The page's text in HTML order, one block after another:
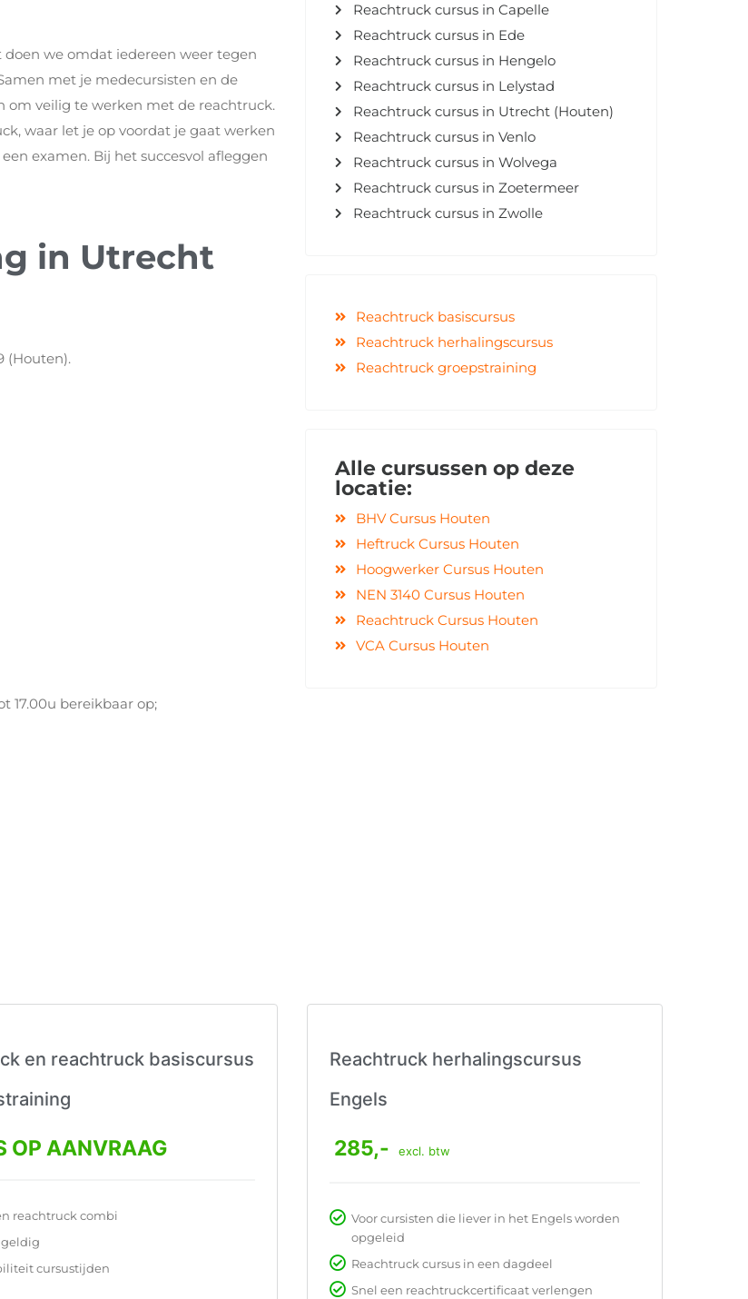
we omdat iedereen weer tegen
met je medecursisten en de
om veilig te werken met de reachtruck.
waar let je op voordat je gaat werken
examen. Bij het succesvol afleggen
in Utrecht
(Houten).
17.00u bereikbaar op;
Reachtruck cursus in Capelle
Reachtruck cursus in Ede
Reachtruck cursus in Hengelo
Reachtruck cursus in Lelystad
Reachtruck cursus in Utrecht (Houten)
Reachtruck cursus in Venlo
Reachtruck cursus in Wolvega
Reachtruck cursus in Zoetermeer
Reachtruck cursus in Zwolle
Reachtruck basiscursus
Reachtruck herhalingscursus
Reachtruck groepstraining
Alle cursussen op deze
locatie:
BHV Cursus Houten
Heftruck Cursus Houten
Hoogwerker Cursus Houten
NEN 3140 Cursus Houten
Reachtruck Cursus Houten
VCA Cursus Houten
en reachtruck basiscursus
OP AANVRAAG
reachtruck combi
geldig
cursustijden
Reachtruck herhalingscursus
Engels
285,- excl. btw
Voor cursisten die liever in het Engels worden
opgeleid
Reachtruck cursus in een dagdeel
Snel een reachtruckcertificaat verlengen